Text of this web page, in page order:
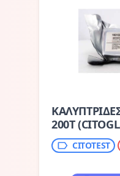
200T
CITOTEST